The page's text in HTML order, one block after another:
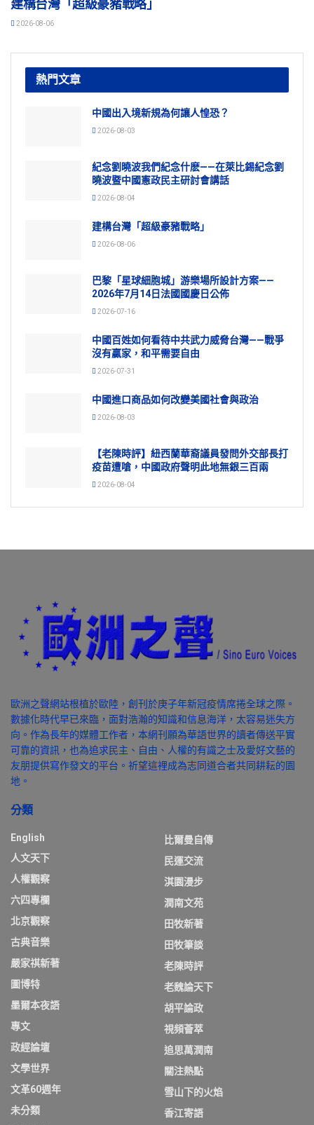
建構台灣「超級豪豬戰略」
2026-08-06
熱門文章
中國出入境新規為何讓人惶恐？
2026-08-03
紀念劉曉波我們紀念什麽——在萊比錫紀念劉
曉波暨中國憲政民主研討會講話
2026-08-04
建構台灣「超級豪豬戰略」
2026-08-06
巴黎「星球細胞城」游樂場所設計方案——
2026年7月14日法國國慶日公佈
2026-07-16
中國百姓如何看待中共武力威脅台灣——戰爭
沒有贏家，和平需要自由
2026-07-31
中國進口商品如何改變美國社會與政治
2026-08-03
【老陳時評】紐西蘭華裔議員發問外交部長打
疫苗遭嗆，中國政府聲明此地無銀三百兩
2026-08-04
歐洲之聲網站根植於歐陸，創刊於庚子年新冠疫情席捲全球之際。
數據化時代早已來臨，面對浩瀚的知識和信息海洋，太容易迷失方
向。作為長年的媒體工作者，本網刊願為華語世界的讀者傳送平實
可靠的資訊，也為追求民主、自由、人權的有識之士及愛好文藝的
友朋提供寫作發文的平台。祈望這裡成為志同道合者共同耕耘的園
地。
分類
English
人文天下
人權觀察
六四專欄
北京觀察
古典音樂
嚴家祺新著
圖博特
墨爾本夜語
專文
政經論壇
文學世界
文革60週年
未分類
比爾曼自傳
民運交流
淇園漫步
潤南文苑
田牧新著
田牧筆談
老陳時評
老魏論天下
胡平論政
視頻薈萃
追思萬潤南
關注熱點
雪山下的火焰
香江寄語